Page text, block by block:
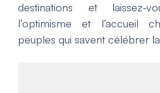
destinations et laissez-
l’optimisme et l’accueil
peuples qui savent célébrer